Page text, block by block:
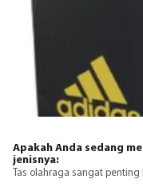
Berikut beberapa
penggemar olahraga karena...